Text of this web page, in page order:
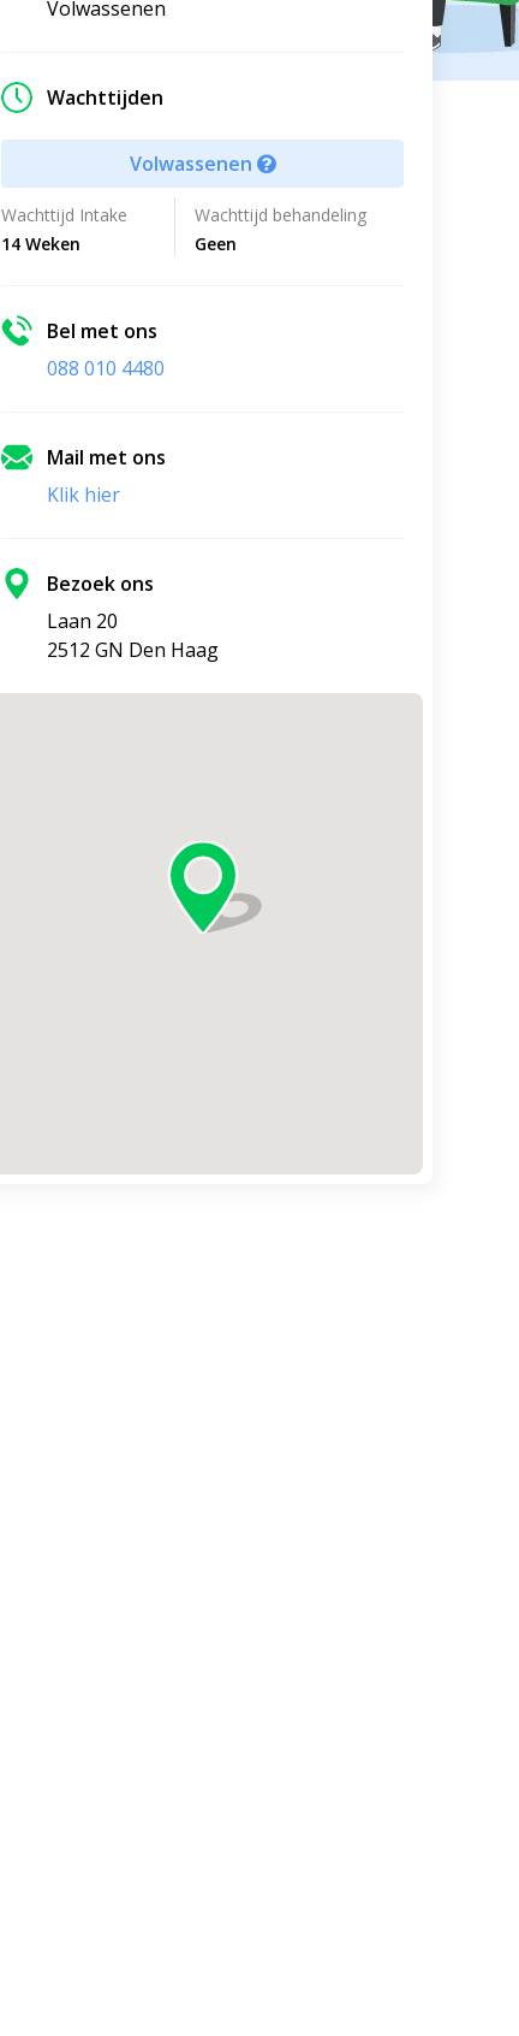
Volwassenen
Wachttijden
Volwassenen
Wachttijd Intake
Wachttijd behandeling
14 Weken
Geen
Bel met ons
088 010 4480
Mail met ons
Klik hier
Bezoek ons
Laan 20
2512 GN Den Haag